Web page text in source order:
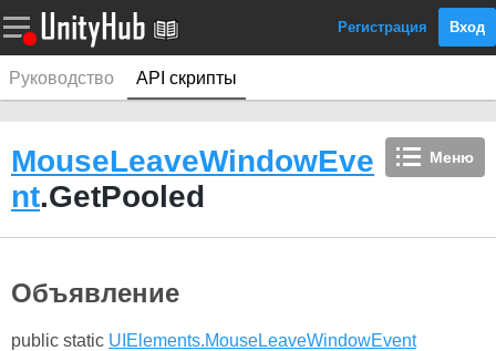
Регистрация Вход
Руководство API скрипты
Меню
MouseLeaveWindowEve
nt.GetPooled
Объявление
public static UIElements.MouseLeaveWindowEvent